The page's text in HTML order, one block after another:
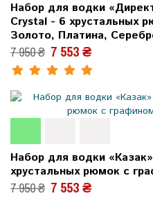
Набор для водки
Crystal - 6 хрустальных
Золото, Платина,
7 950 ₴ 7 553 ₴
Набор для водки
хрустальных рюмок с
7 950 ₴ 7 553 ₴